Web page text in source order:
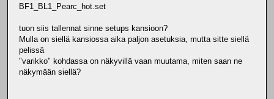
BF1_BL1_Pearc_hot.set
tuon siis tallennat sinne setups kansioon?
Mulla on siellä kansiossa aika paljon asetuksia, mutta sitte siellä
pelissä
"varikko" kohdassa on näkyvillä vaan muutama, miten saan ne
näkymään siellä?